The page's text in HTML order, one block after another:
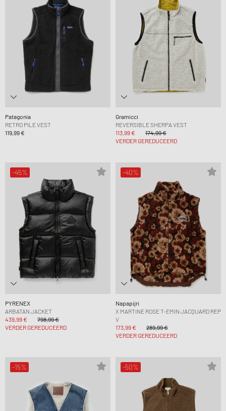
Patagonia
RETRO PILE VEST
119,99 €
Gramicci
REVERSIBLE SHERPA VEST
113,99 €
174,99 €
VERDER GEREDUCEERD
-45%
PYRENEX
ARBATAN JACKET
439,99 €
798,99 €
VERDER GEREDUCEERD
-40%
Napapijri
X MARTINE ROSE T-EMIN JACQUARD REP
V
173,99 €
289,99 €
VERDER GEREDUCEERD
-15% -50%